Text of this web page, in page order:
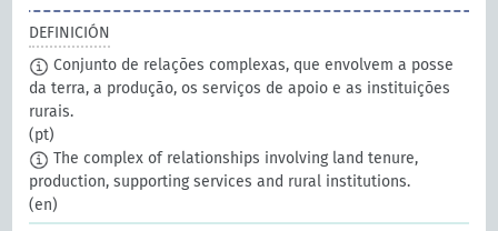
DEFINICIÓN
Conjunto de relações complexas, que envolvem a posse
da terra, a produção, os serviços de apoio e as instituições
rurais.
(pt)
The complex of relationships involving land tenure,
production, supporting services and rural institutions.
(en)